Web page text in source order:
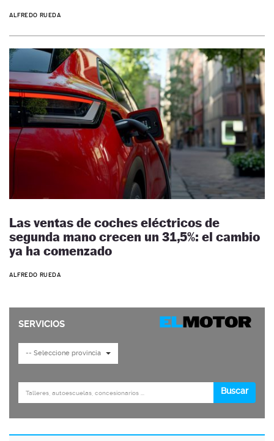
ALFREDO RUEDA
Las ventas de coches eléctricos de
segunda mano crecen un 31,5%: el cambio
ya ha comenzado
ALFREDO RUEDA